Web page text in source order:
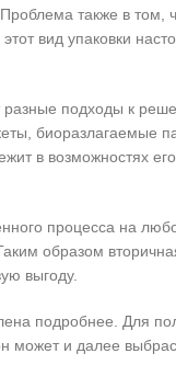
также в том,
вид упаковки
подходы к
биоразлагаемые
в возможностях
процесса на
образом
выгоду.
подробнее. Для
может и далее